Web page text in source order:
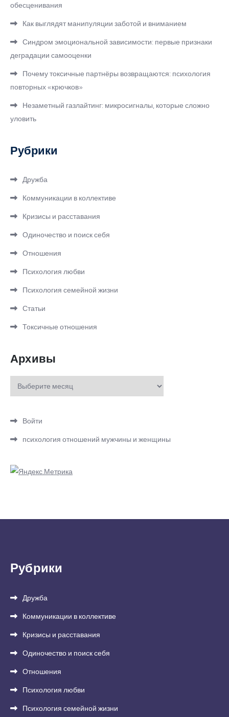
обесценивания
Как выглядят манипуляции заботой и вниманием
Синдром эмоциональной зависимости: первые признаки
деградации самооценки
Почему токсичные партнёры возвращаются: психология
повторных «крючков»
Незаметный газлайтинг: микросигналы, которые сложно
уловить
Рубрики
Дружба
Коммуникации в коллективе
Кризисы и расставания
Одиночество и поиск себя
Отношения
Психология любви
Психология семейной жизни
Статьи
Токсичные отношения
Архивы
Архивы
Войти
психология отношений мужчины и женщины
Рубрики
Дружба
Коммуникации в коллективе
Кризисы и расставания
Одиночество и поиск себя
Отношения
Психология любви
Психология семейной жизни